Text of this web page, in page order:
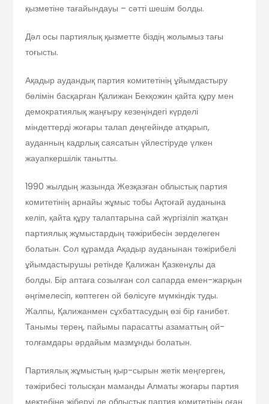
қызметіне тағайындауы – сәтті шешім болды.
Дәл осы партиялық қызметте біздің жолымыз тағы
тоғысты.
Ақадыр аудандық партия комитетінің ұйымдастыру
бөлімін басқарған Қалижан Бекқожин қайта құру мен
демократиялық жаңғыру кезеңіндегі күрделі
міндеттерді жоғары талап деңгейінде атқарып,
ауданның кадрлық саясатын үйлестіруде үлкен
жауапкершілік танытты.
1990 жылдың жазында Жезқазған облыстық партия
комитетінің арнайы жұмыс тобы Ақтоғай ауданына
келіп, қайта құру талаптарына сай жүргізіліп жатқан
партиялық жұмыстардың тәжірибесін зерделеген
болатын. Сол құрамда Ақадыр ауданынан тәжірибелі
ұйымдастырушы ретінде Қалижан Қазкенұлы да
болды. Бір аптаға созылған сол сапарда емен-жарқын
әңгімелесіп, көптеген ой бөлісуге мүмкіндік туды.
Жалпы, Қалижанмен сұхбаттасудың өзі бір ғанибет.
Танымы терең, пайымы парасатты азаматтың ой-
толғамдары әрдайым мазмұнды болатын.
Партиялық жұмыстың қыр-сырын жетік меңгерген,
тәжірибесі толысқан маманды Алматы жоғары партия